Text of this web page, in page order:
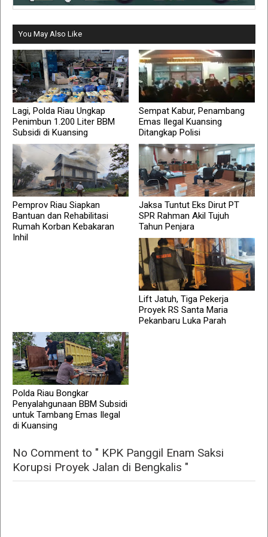
You May Also Like
Lagi, Polda Riau Ungkap
Penimbun 1.200 Liter BBM
Subsidi di Kuansing
Sempat Kabur, Penambang
Emas Ilegal Kuansing
Ditangkap Polisi
Pemprov Riau Siapkan
Bantuan dan Rehabilitasi
Rumah Korban Kebakaran
Inhil
Jaksa Tuntut Eks Dirut PT
SPR Rahman Akil Tujuh
Tahun Penjara
Lift Jatuh, Tiga Pekerja
Proyek RS Santa Maria
Pekanbaru Luka Parah
Polda Riau Bongkar
Penyalahgunaan BBM Subsidi
untuk Tambang Emas Ilegal
di Kuansing
No Comment to " KPK Panggil Enam Saksi
Korupsi Proyek Jalan di Bengkalis "